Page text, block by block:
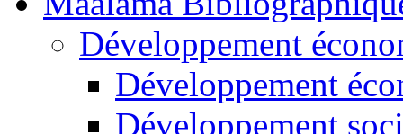
Développement
Développement
Développement